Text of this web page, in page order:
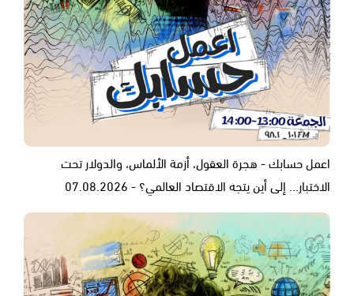
اعمل حسابك - هجرة العقول، أزمة الألماس، والدولار تحت
الاختبار... إلى أين يتجه الاقتصاد العالمي؟ - 07.08.2026